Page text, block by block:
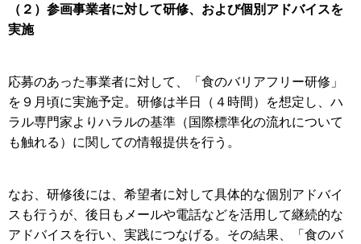
（２）参画事業者に対して研修、および個別アドバイスを
実施
応募のあった事業者に対して、「食のバリアフリー研修」
を９月頃に実施予定。研修は半日（４時間）を想定し、ハ
ラル専門家よりハラルの基準（国際標準化の流れについて
も触れる）に関しての情報提供を行う。
なお、研修後には、希望者に対して具体的な個別アドバイ
スも行うが、後日もメールや電話などを活用して継続的な
アドバイスを行い、実践につなげる。その結果、「食のバ